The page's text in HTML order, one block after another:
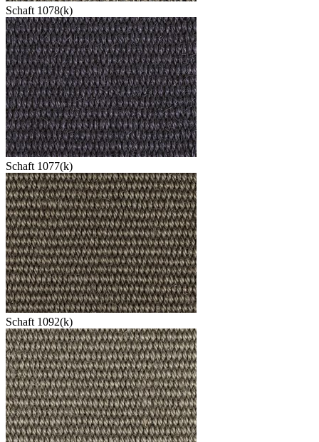
Schaft 1078(k)
Schaft 1077(k)
Schaft 1092(k)